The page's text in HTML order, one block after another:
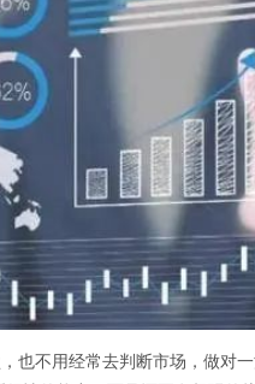
也不用经常去判断市场，做对